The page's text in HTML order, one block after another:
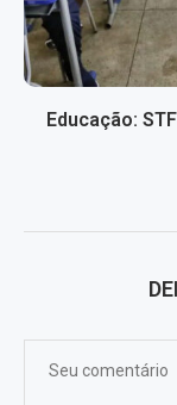
Educação: